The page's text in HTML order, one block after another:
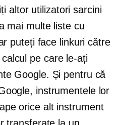
altor utilizatori sarcini
mai multe liste cu
puteți face linkuri către
pe care le-ați
Google. Și pentru că
instrumentele lor
orice alt instrument